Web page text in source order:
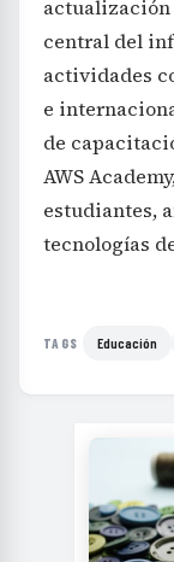
actualización
central del
actividades
e
de
AWS
estudiantes,
tecnologías
TAGS Educación